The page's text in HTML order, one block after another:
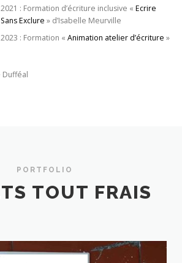
2021 : Formation d’écriture inclusive «Ecrire
Sans Exclure » d’Isabelle Meurville
2023 : Formation «Animation atelier d’écriture »
Dufféal
PORTFOLIO
TOUT FRAIS